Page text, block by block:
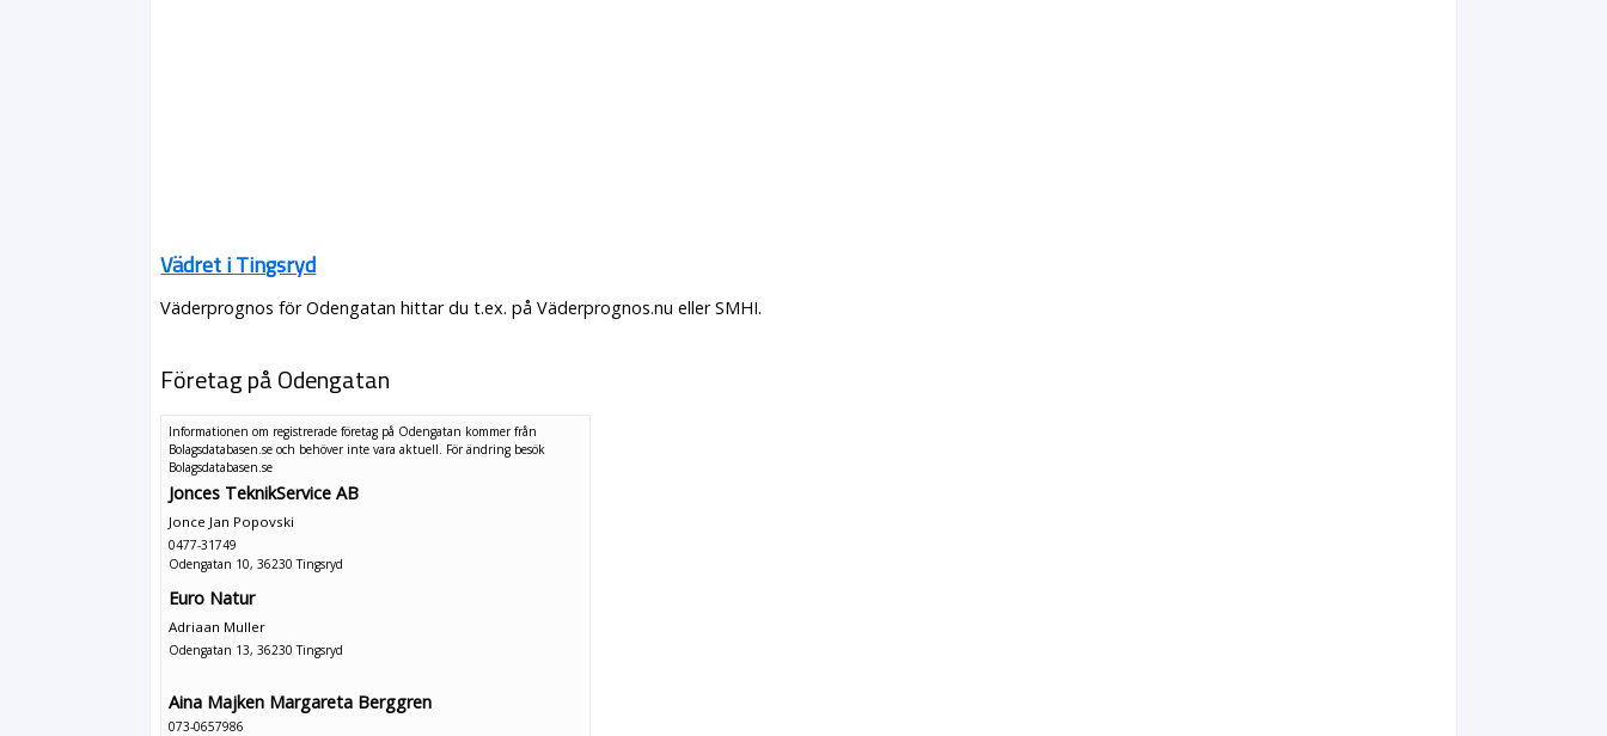
Vädret i Tingsryd
Väderprognos för Odengatan hittar du t.ex. på Väderprognos.nu eller SMHI.
Företag på Odengatan
Informationen om registrerade företag på Odengatan kommer från
Bolagsdatabasen.se och behöver inte vara aktuell. För ändring besök
Bolagsdatabasen.se
Jonces TeknikService AB
Jonce Jan Popovski
0477-31749
Odengatan 10, 36230 Tingsryd
Euro Natur
Adriaan Muller
Odengatan 13, 36230 Tingsryd
Aina Majken Margareta Berggren
073-0657986